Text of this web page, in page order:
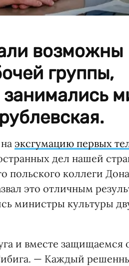
возможны
группы,
эксгумацию первых
дел нашей
польского коллеги
это отличным
министры культуры
и вместе защищаемся
— Каждый